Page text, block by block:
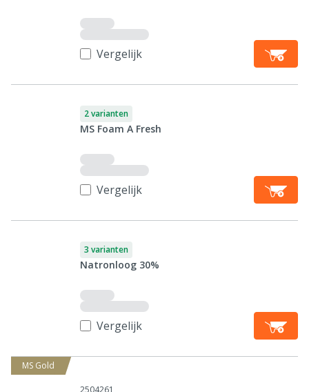
Vergelijk
2 varianten
MS Foam A Fresh
Vergelijk
3 varianten
Natronloog 30%
Vergelijk
MS Gold
2504261